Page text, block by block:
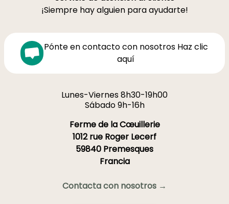
¡Siempre hay alguien para ayudarte!
Pónte en contacto con nosotros Haz clic
aquí
Lunes-Viernes 8h30-19h00
Sábado 9h-16h
Ferme de la Cœuillerie
1012 rue Roger Lecerf
59840 Premesques
Francia
Contacta con nosotros →